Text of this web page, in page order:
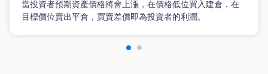
當投資者預期資產價格將會上漲，在價格低位買入建倉，在
目標價位賣出平倉，買賣差價即為投資者的利潤。